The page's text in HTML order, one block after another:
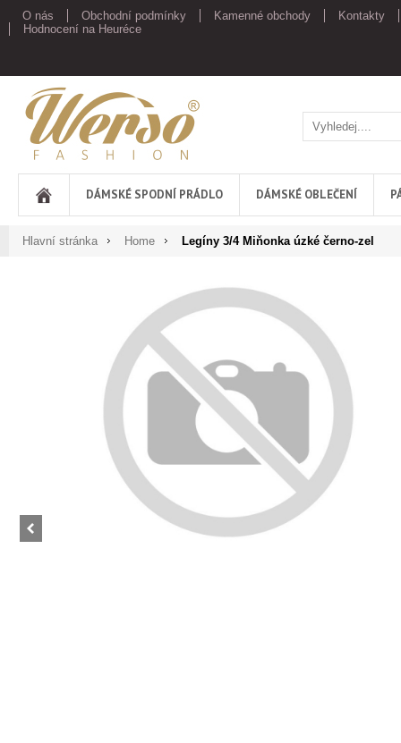
O nás Obchodní podmínky Kamenné obchody
Kontakty
Hodnocení na Heuréce
Werso
DÁMSKÉ SPODNÍ PRÁDLO DÁMSKÉ OBLEČENÍ
Hlavní stránka Home Legíny 3/4 Miňonka úzké černo-zel